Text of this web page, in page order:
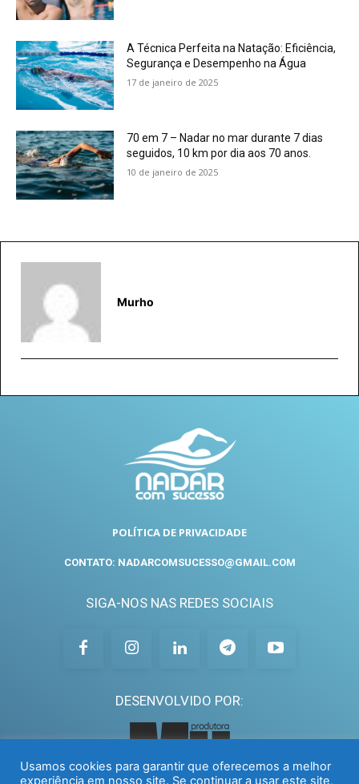
A Técnica Perfeita na Natação: Eficiência,
Segurança e Desempenho na Água
17 de janeiro de 2025
70 em 7 – Nadar no mar durante 7 dias
seguidos, 10 km por dia aos 70 anos.
10 de janeiro de 2025
Murho
POLÍTICA DE PRIVACIDADE
CONTATO: NADARCOMSUCESSO@GMAIL.COM
SIGA-NOS NAS REDES SOCIAIS
DESENVOLVIDO POR:
Usamos cookies para garantir que oferecemos a melhor
experiência em nosso site. Se continuar a usar este site,